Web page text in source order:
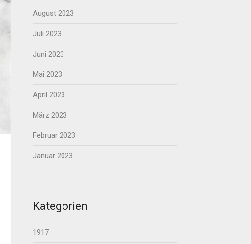
August 2023
Juli 2023
Juni 2023
Mai 2023
April 2023
März 2023
Februar 2023
Januar 2023
Kategorien
1917